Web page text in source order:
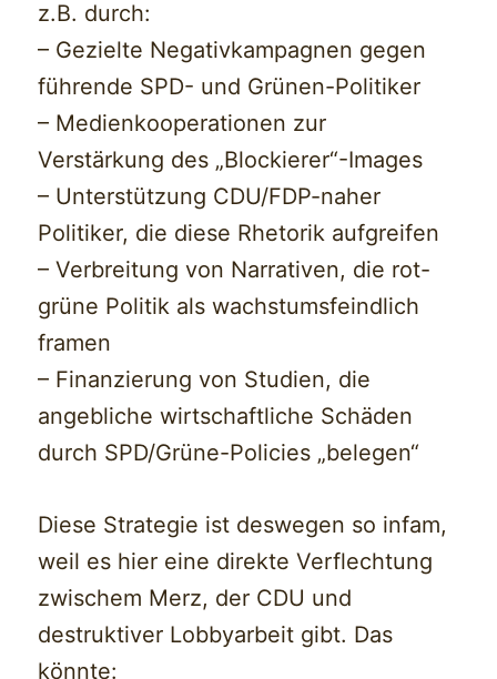
z.B. durch:
– Gezielte Negativkampagnen gegen
führende SPD- und Grünen-Politiker
– Medienkooperationen zur
Verstärkung des „Blockierer“-Images
– Unterstützung CDU/FDP-naher
Politiker, die diese Rhetorik aufgreifen
– Verbreitung von Narrativen, die rot-
grüne Politik als wachstumsfeindlich
framen
– Finanzierung von Studien, die
angebliche wirtschaftliche Schäden
durch SPD/Grüne-Policies „belegen“
Diese Strategie ist deswegen so infam,
weil es hier eine direkte Verflechtung
zwischem Merz, der CDU und
destruktiver Lobbyarbeit gibt. Das
könnte: